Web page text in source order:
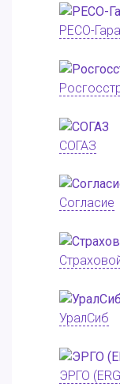
РЕСО-
СОГАЗ
Согласие
УралСиб
ЭРГО